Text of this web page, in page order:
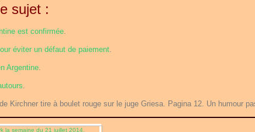
sujet :
est confirmée.
éviter un défaut de paiement.
Argentine.
.
Kirchner tire à boulet rouge sur le juge Griesa. Pagina 12. Un humour